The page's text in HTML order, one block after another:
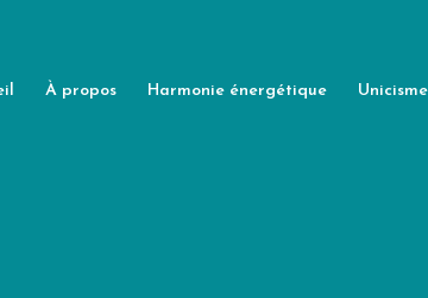
À propos Harmonie énergétique Unicisme